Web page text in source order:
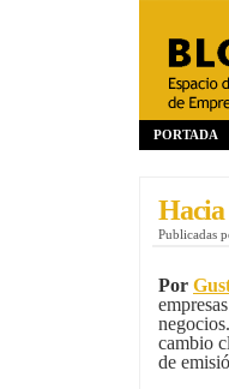
PORTADA
Publicadas
Por
cambio
de